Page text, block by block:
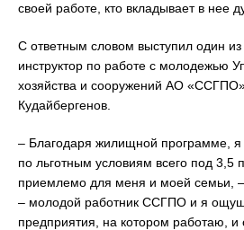
своей работе, кто вкладывает в нее
С ответным словом выступил один
инструктор по работе с молодежью
хозяйства и сооружений АО
Кудайбергенов.
– Благодаря жилищной программе, я
по льготным условиям всего под 3,5
приемлемо для меня и моей семьи, –
– молодой работник ССГПО и я
предприятия, на котором работаю, и